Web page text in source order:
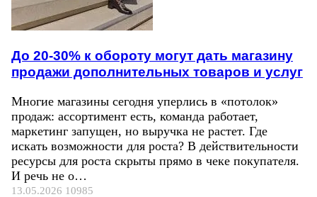
До 20-30% к обороту могут дать магазину
продажи дополнительных товаров и услуг
Многие магазины сегодня уперлись в «потолок»
продаж: ассортимент есть, команда работает,
маркетинг запущен, но выручка не растет. Где
искать возможности для роста? В действительности
ресурсы для роста скрыты прямо в чеке покупателя.
И речь не о…
13.05.2026 10985